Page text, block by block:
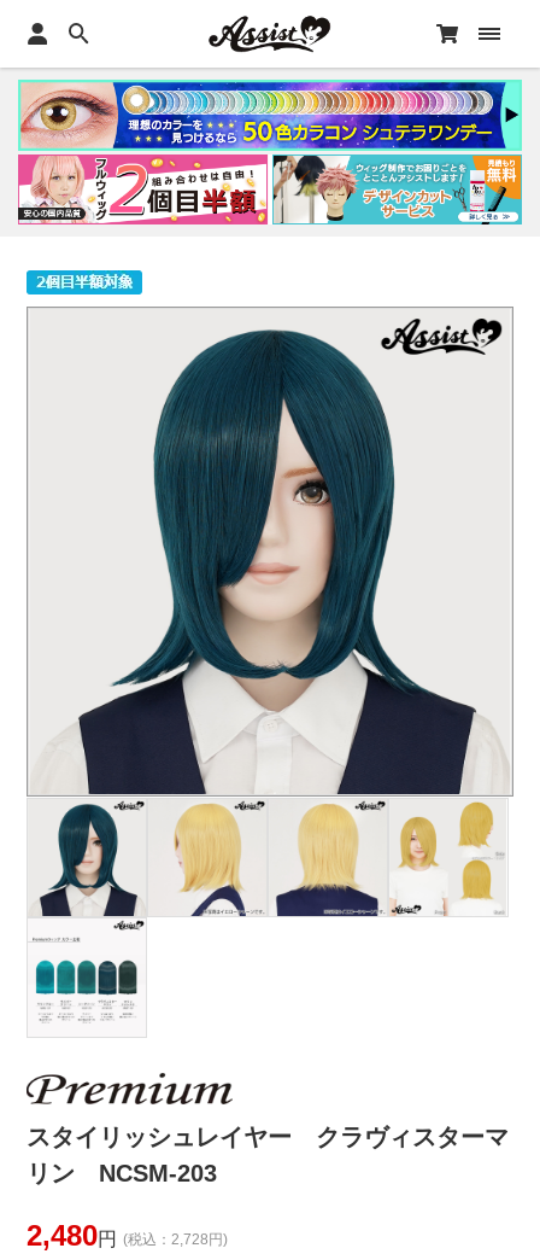
スタイリッシュレイヤー クラヴィスターマ
リン NCSM-203
2,480円 (税込：2,728円)